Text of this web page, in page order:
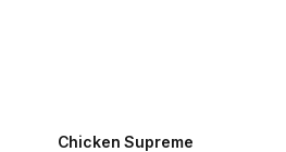
Chicken Supreme